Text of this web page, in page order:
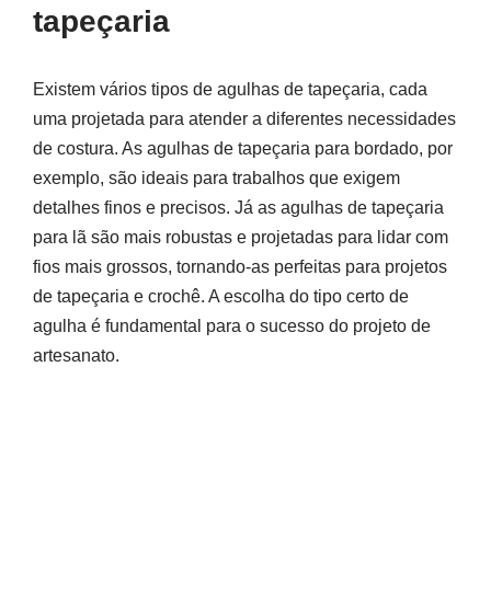
tapeçaria
Existem vários tipos de agulhas de tapeçaria, cada
uma projetada para atender a diferentes necessidades
de costura. As agulhas de tapeçaria para bordado, por
exemplo, são ideais para trabalhos que exigem
detalhes finos e precisos. Já as agulhas de tapeçaria
para lã são mais robustas e projetadas para lidar com
fios mais grossos, tornando-as perfeitas para projetos
de tapeçaria e crochê. A escolha do tipo certo de
agulha é fundamental para o sucesso do projeto de
artesanato.